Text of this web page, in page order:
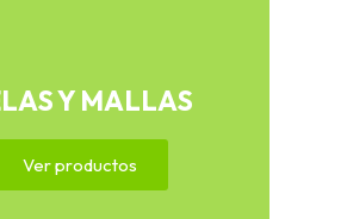
Y MALLAS
Ver productos